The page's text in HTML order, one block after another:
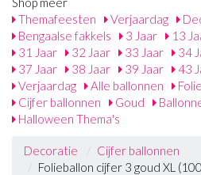
Themafeesten
Verjaardag
Bengaalse fakkels
3 Jaar 13
31 Jaar
32 Jaar 33 Jaar 34
37 Jaar
38 Jaar 39 Jaar 43
Verjaardag
Alle ballonnen
Cijfer ballonnen
Goud
Halloween Thema's
Decoratie
Cijfer ballonnen
Folieballon cijfer 3 goud XL